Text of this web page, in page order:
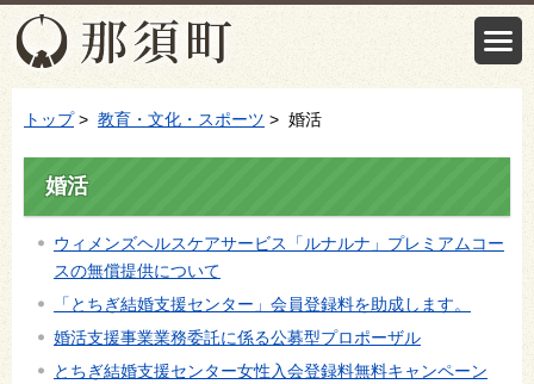
トップ> 教育・文化・スポーツ > 婚活
婚活
ウィメンズヘルスケアサービス「ルナルナ」プレミアムコー
スの無償提供について
「とちぎ結婚支援センター」会員登録料を助成します。
婚活支援事業業務委託に係る公募型プロポーザル
とちぎ結婚支援センター女性入会登録料無料キャンペーン